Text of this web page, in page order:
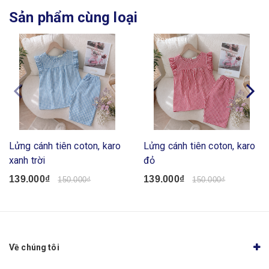
Sản phẩm cùng loại
Lửng cánh tiên coton, karo
xanh trời
139.000₫ 150.000₫
Lửng cánh tiên coton, karo
đỏ
139.000₫ 150.000₫
Về chúng tôi